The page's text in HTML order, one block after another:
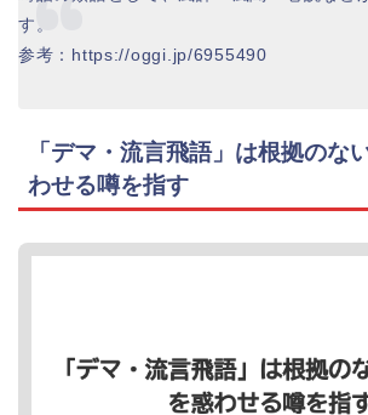
す。
参考：https://oggi.jp/6955490
「デマ・流言飛語」は根拠のな
わせる噂を指す